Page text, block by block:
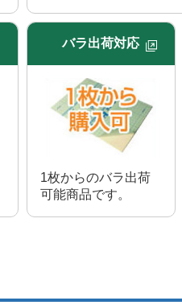
バラ出荷対応
1枚からのバラ出荷
可能商品です。